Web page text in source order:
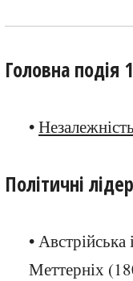
Головна подія
•
Політичні
• Австрійська
Меттерніх